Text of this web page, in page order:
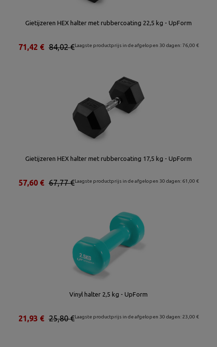
Gietijzeren HEX halter met rubbercoating 22,5 kg - UpForm
Laagste productprijs in de afgelopen 30 dagen: 76,00 €
84,02 €
71,42 €
Gietijzeren HEX halter met rubbercoating 17,5 kg - UpForm
Laagste productprijs in de afgelopen 30 dagen: 61,00 €
67,77 €
57,60 €
Vinyl halter 2,5 kg - UpForm
Laagste productprijs in de afgelopen 30 dagen: 23,00 €
25,80 €
21,93 €